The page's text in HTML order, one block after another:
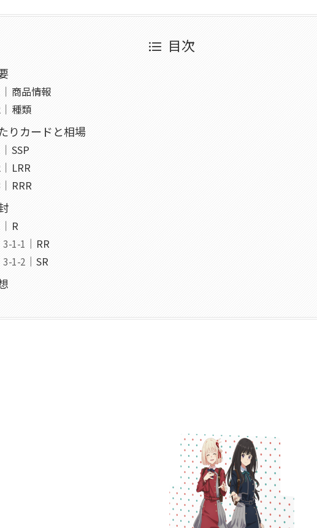
目次
商品情報
種類
りカードと相場
SSP
LRR
RRR
R
RR
SR